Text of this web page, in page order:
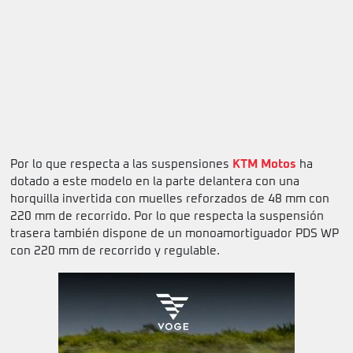
Por lo que respecta a las suspensiones KTM Motos ha
dotado a este modelo en la parte delantera con una
horquilla invertida con muelles reforzados de 48 mm con
220 mm de recorrido. Por lo que respecta la suspensión
trasera también dispone de un monoamortiguador PDS WP
con 220 mm de recorrido y regulable.